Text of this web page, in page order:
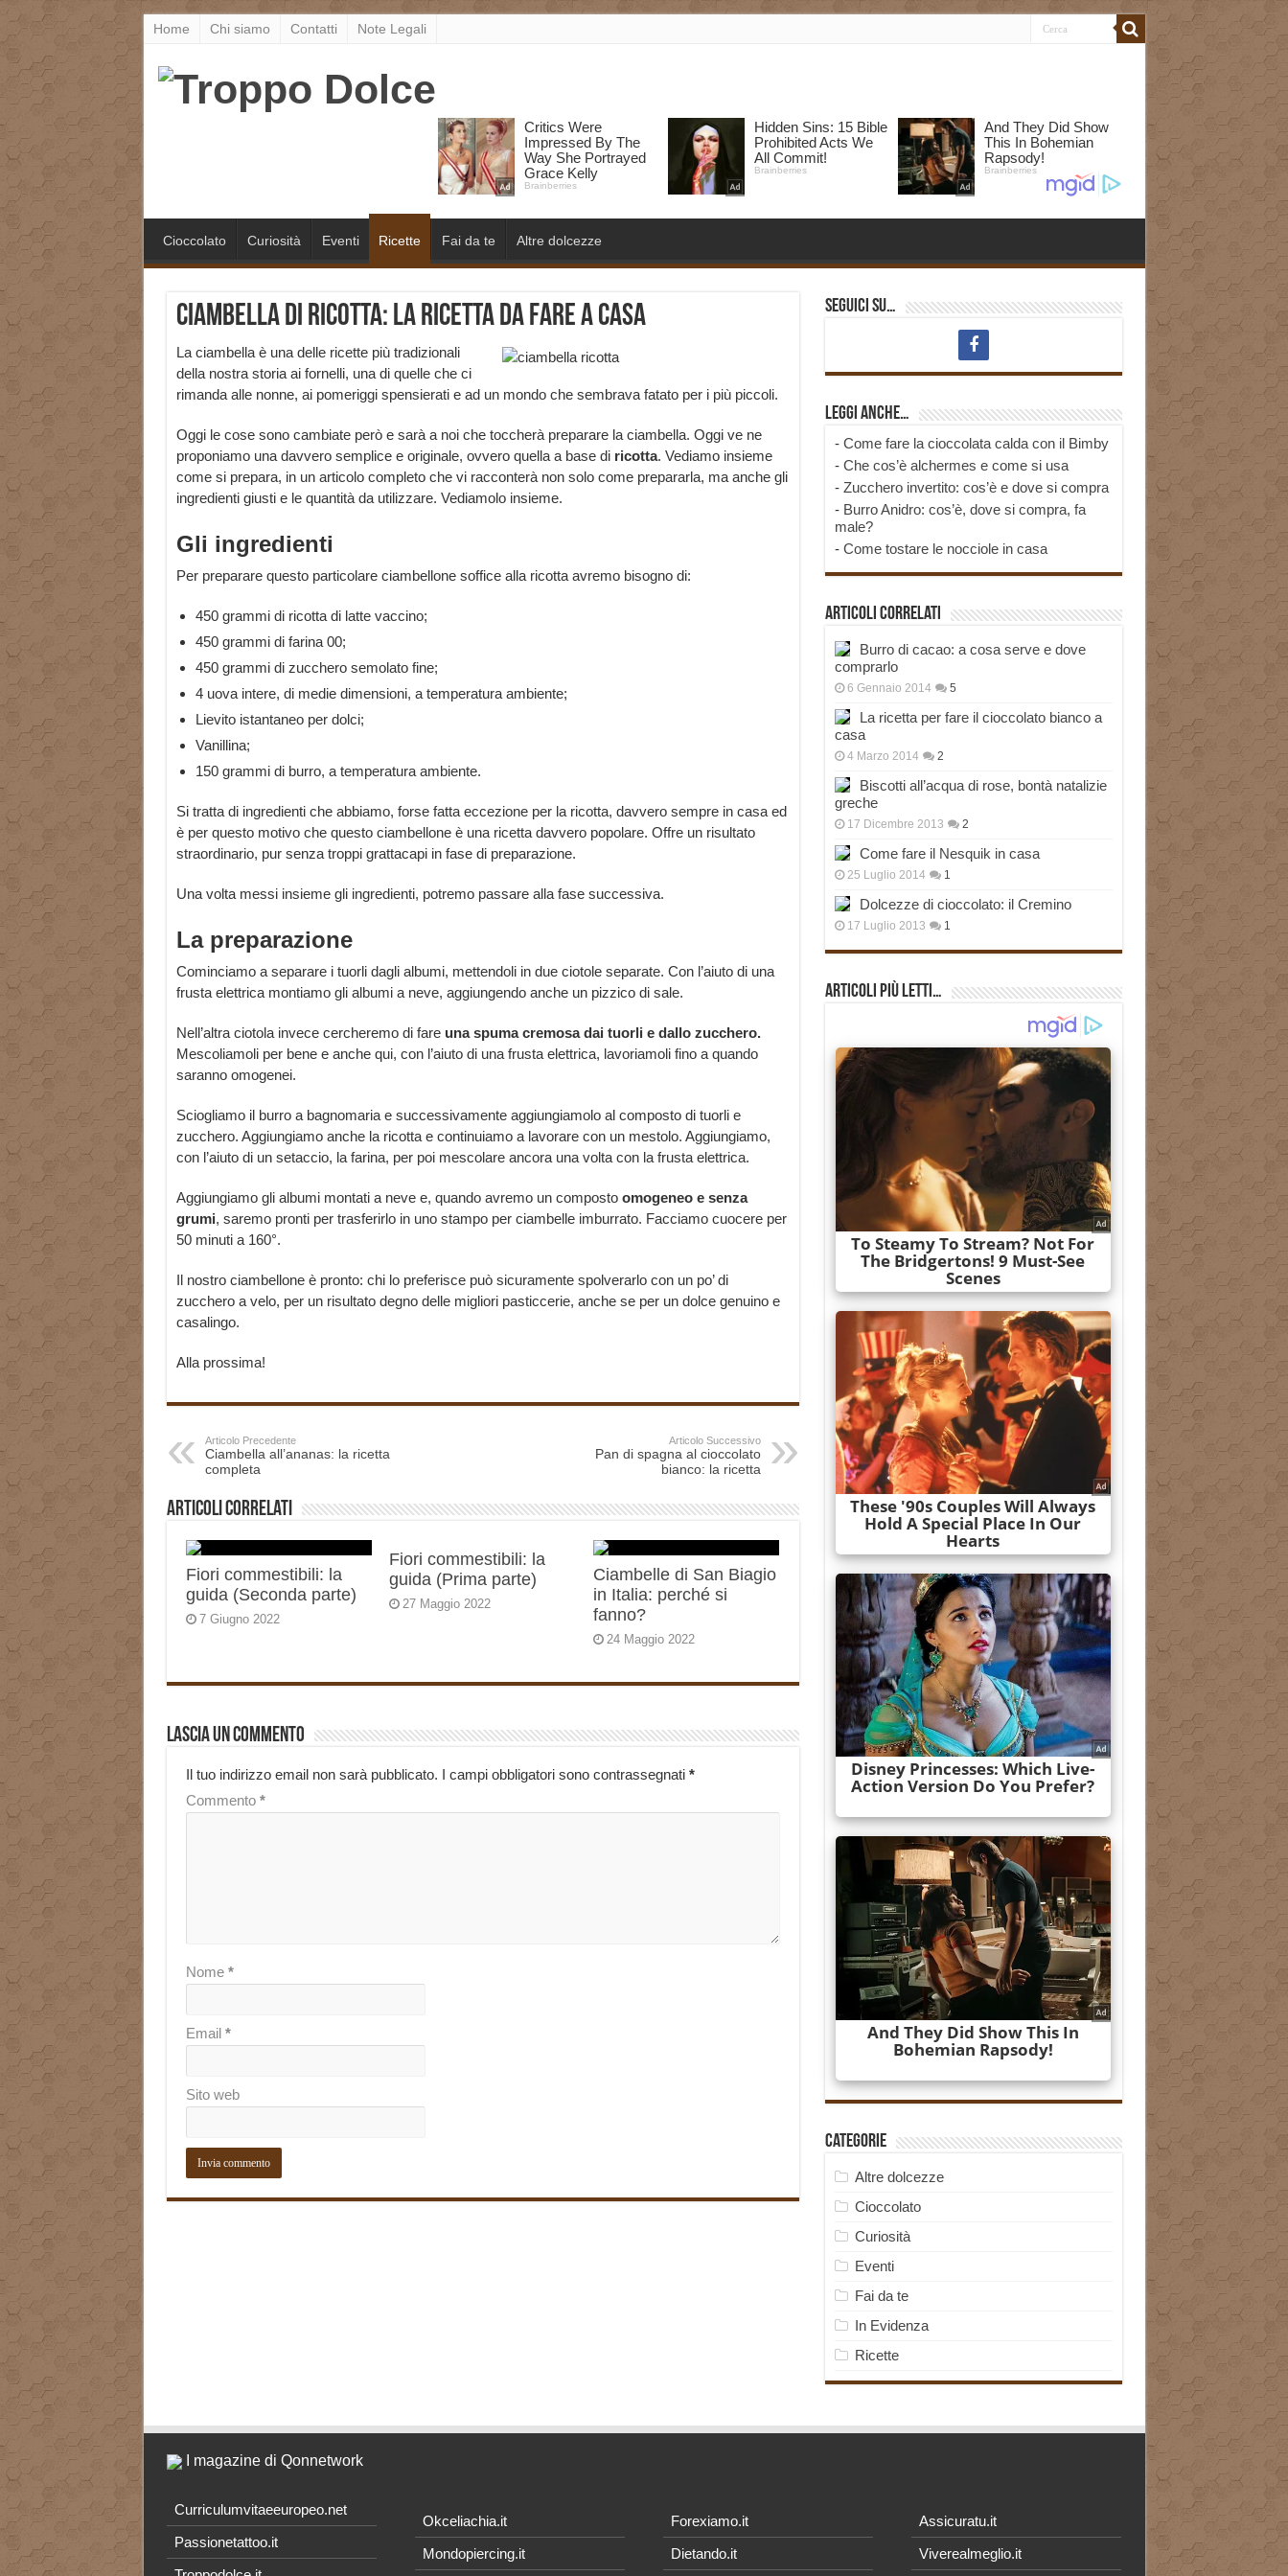
Home Chi siamo Contatti Note Legali
Cioccolato Curiosità Eventi Ricette Fai da te Altre dolcezze
Ciambella di ricotta: la ricetta da fare a casa
La ciambella è una delle ricette più tradizionali
della nostra storia ai fornelli, una di quelle che ci
rimanda alle nonne, ai pomeriggi spensierati e ad un mondo che sembrava fatato per i più piccoli.
Oggi le cose sono cambiate però e sarà a noi che toccherà preparare la ciambella. Oggi ve ne
proponiamo una davvero semplice e originale, ovvero quella a base di ricotta. Vediamo insieme
come si prepara, in un articolo completo che vi racconterà non solo come prepararla, ma anche gli
ingredienti giusti e le quantità da utilizzare. Vediamolo insieme.
Gli ingredienti
Per preparare questo particolare ciambellone soffice alla ricotta avremo bisogno di:
450 grammi di ricotta di latte vaccino;
450 grammi di farina 00;
450 grammi di zucchero semolato fine;
4 uova intere, di medie dimensioni, a temperatura ambiente;
Lievito istantaneo per dolci;
Vanillina;
150 grammi di burro, a temperatura ambiente.
Si tratta di ingredienti che abbiamo, forse fatta eccezione per la ricotta, davvero sempre in casa ed
è per questo motivo che questo ciambellone è una ricetta davvero popolare. Offre un risultato
straordinario, pur senza troppi grattacapi in fase di preparazione.
Una volta messi insieme gli ingredienti, potremo passare alla fase successiva.
La preparazione
Cominciamo a separare i tuorli dagli albumi, mettendoli in due ciotole separate. Con l’aiuto di una
frusta elettrica montiamo gli albumi a neve, aggiungendo anche un pizzico di sale.
Nell’altra ciotola invece cercheremo di fare una spuma cremosa dai tuorli e dallo zucchero.
Mescoliamoli per bene e anche qui, con l’aiuto di una frusta elettrica, lavoriamoli fino a quando
saranno omogenei.
Sciogliamo il burro a bagnomaria e successivamente aggiungiamolo al composto di tuorli e
zucchero. Aggiungiamo anche la ricotta e continuiamo a lavorare con un mestolo. Aggiungiamo,
con l’aiuto di un setaccio, la farina, per poi mescolare ancora una volta con la frusta elettrica.
Aggiungiamo gli albumi montati a neve e, quando avremo un composto omogeneo e senza
grumi, saremo pronti per trasferirlo in uno stampo per ciambelle imburrato. Facciamo cuocere per
50 minuti a 160°.
Il nostro ciambellone è pronto: chi lo preferisce può sicuramente spolverarlo con un po’ di
zucchero a velo, per un risultato degno delle migliori pasticcerie, anche se per un dolce genuino e
casalingo.
Alla prossima!
Articolo Precedente
Ciambella all’ananas: la ricetta
completa
Articolo Successivo
Pan di spagna al cioccolato
bianco: la ricetta
Articoli correlati
Fiori commestibili: la
guida (Seconda parte)
7 Giugno 2022
Fiori commestibili: la
guida (Prima parte)
27 Maggio 2022
Ciambelle di San Biagio
in Italia: perché si
fanno?
24 Maggio 2022
Lascia un commento
Il tuo indirizzo email non sarà pubblicato. I campi obbligatori sono contrassegnati *
Commento *
Nome *
Email *
Sito web
Seguici su…
Leggi anche…
- Come fare la cioccolata calda con il Bimby
- Che cos’è alchermes e come si usa
- Zucchero invertito: cos’è e dove si compra
- Burro Anidro: cos’è, dove si compra, fa
male?
- Come tostare le nocciole in casa
Articoli correlati
Burro di cacao: a cosa serve e dove
comprarlo
6 Gennaio 2014 5
La ricetta per fare il cioccolato bianco a
casa
4 Marzo 2014 2
Biscotti all’acqua di rose, bontà natalizie
greche
17 Dicembre 2013 2
Come fare il Nesquik in casa
25 Luglio 2014 1
Dolcezze di cioccolato: il Cremino
17 Luglio 2013 1
Articoli più Letti…
Categorie
Altre dolcezze
Cioccolato
Curiosità
Eventi
Fai da te
In Evidenza
Ricette
I magazine di Qonnetwork
Curriculumvitaeeuropeo.net
Passionetattoo.it
Okceliachia.it
Mondopiercing.it
Forexiamo.it
Dietando.it
Assicuratu.it
Viverealmeglio.it